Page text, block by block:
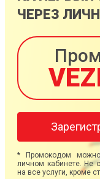
ЧЕРЕЗ
* Промокодом можно
личном кабинете. Не
на все услуги, кроме